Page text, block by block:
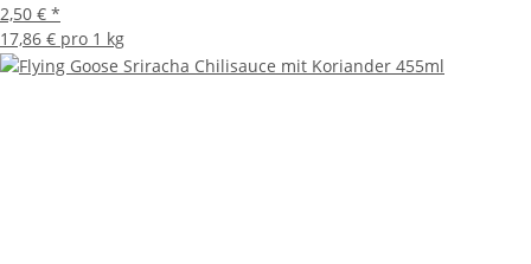
2,50 € *
17,86 € pro 1 kg